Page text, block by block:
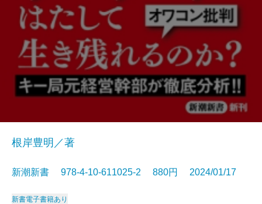
根岸豊明／著
新潮新書 978-4-10-611025-2 880円 2024/01/17
新書電子書籍あり